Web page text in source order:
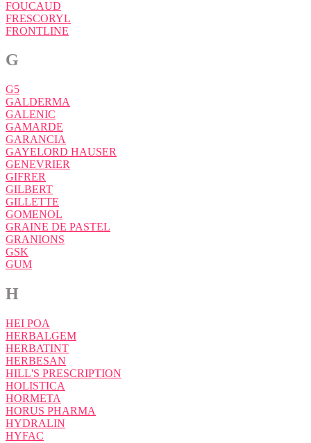
FOUCAUD
FRESCORYL
FRONTLINE
G
G5
GALDERMA
GALENIC
GAMARDE
GARANCIA
GAYELORD HAUSER
GENEVRIER
GIFRER
GILBERT
GILLETTE
GOMENOL
GRAINE DE PASTEL
GRANIONS
GSK
GUM
H
HEI POA
HERBALGEM
HERBATINT
HERBESAN
HILL'S PRESCRIPTION
HOLISTICA
HORMETA
HORUS PHARMA
HYDRALIN
HYFAC